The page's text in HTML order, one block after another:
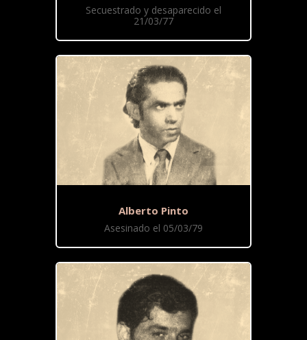
Secuestrado y desaparecido el
21/03/77
Alberto Pinto
Asesinado el 05/03/79